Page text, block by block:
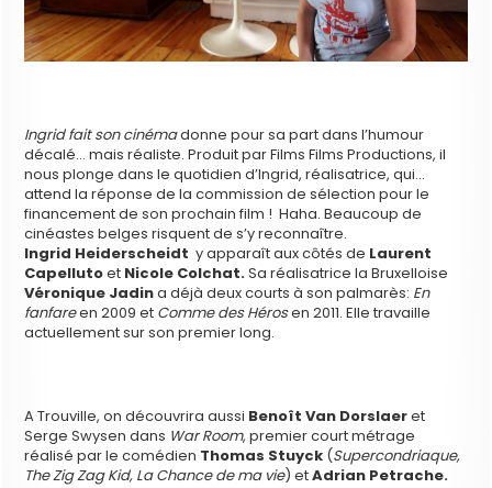
Ingrid fait son cinémadonne pour sa part dans l’humour
décalé… mais réaliste. Produit par Films Films Productions, il
nous plonge dans le quotidien d’Ingrid, réalisatrice, qui…
attend la réponse de la commission de sélection pour le
financement de son prochain film ! Haha. Beaucoup de
cinéastes belges risquent de s’y reconnaître.
Ingrid Heiderscheidt y apparaît aux côtés de Laurent
Capellutoet Nicole Colchat.Sa réalisatrice la Bruxelloise
Véronique Jadina déjà deux courts à son palmarès: En
fanfareen 2009 et Comme des Hérosen 2011. Elle travaille
actuellement sur son premier long.
A Trouville, on découvrira aussi Benoît Van Dorslaeret
Serge Swysen dans War Room, premier court métrage
réalisé par le comédien Thomas Stuyck (Supercondriaque,
The Zig Zag Kid, La Chance de ma vie) etAdrian Petrache.